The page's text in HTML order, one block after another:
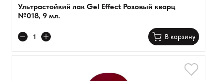
Ультрастойкий лак Gel Effect Розовый кварц
№018, 9 мл.
В корзину